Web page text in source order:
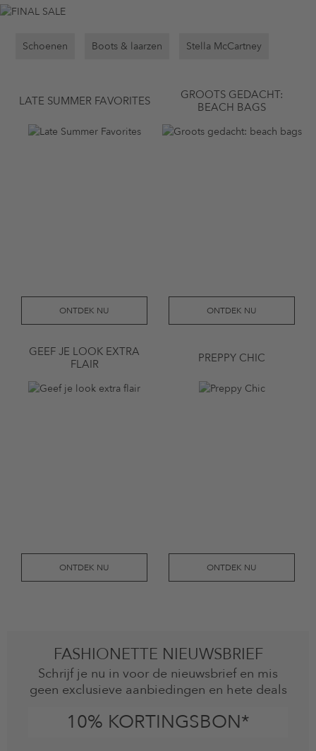
Schoenen Boots & laarzen Stella McCartney
LATE SUMMER FAVORITES
ONTDEK NU
GROOTS GEDACHT:
BEACH BAGS
ONTDEK NU
GEEF JE LOOK EXTRA
FLAIR
ONTDEK NU
PREPPY CHIC
ONTDEK NU
FASHIONETTE NIEUWSBRIEF
Schrijf je nu in voor de nieuwsbrief en mis
geen exclusieve aanbiedingen en hete deals
10% KORTINGSBON*